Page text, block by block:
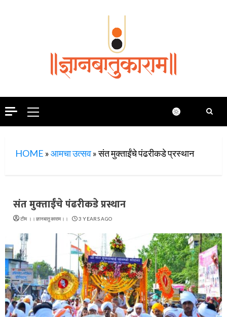
Primary
Menu
HOME »आमचा उत्सव»संत मुक्‍ताईंचे पंढरीकडे प्रस्थान
संत मुक्‍ताईंचे पंढरीकडे प्रस्थान
टीम ।।ज्ञानबातुकाराम।। 3 YEARS AGO